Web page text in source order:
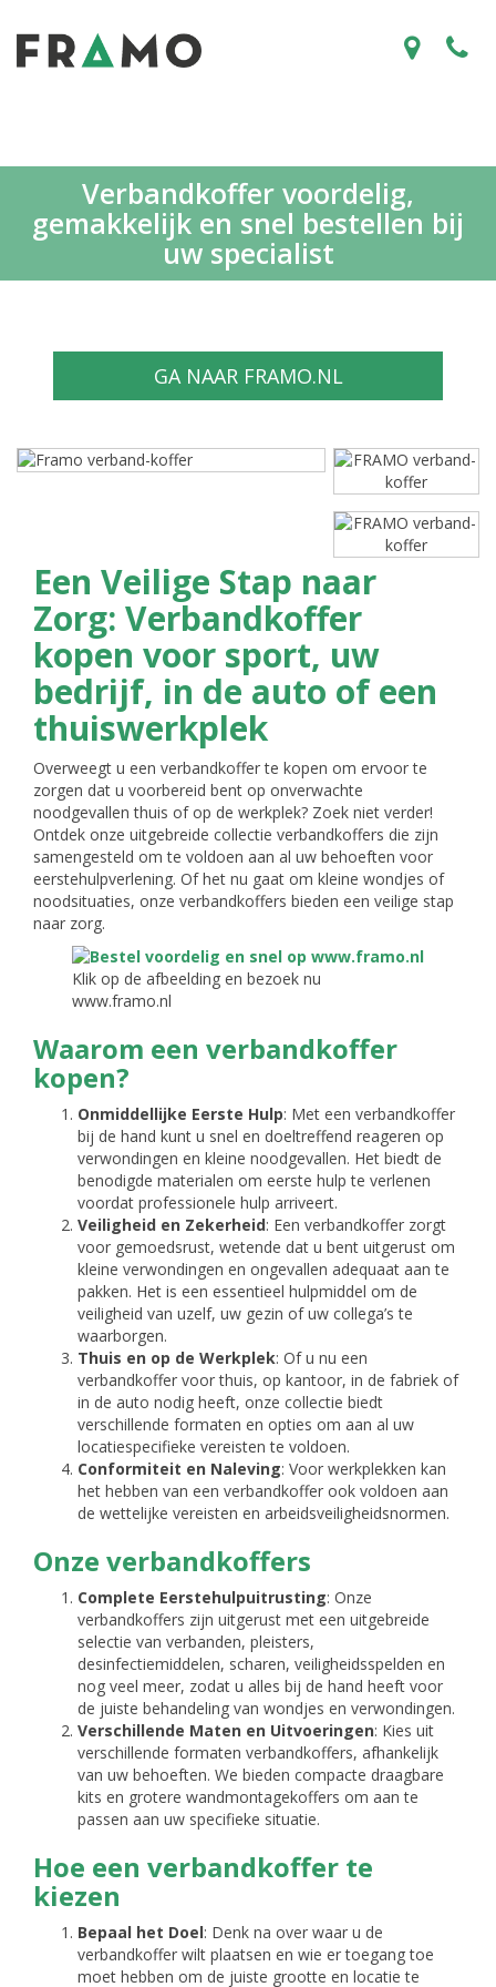
Verbandkoffer voordelig,
gemakkelijk en snel bestellen bij
uw specialist
GA NAAR FRAMO.NL
Een Veilige Stap naar
Zorg: Verbandkoffer
kopen voor sport, uw
bedrijf, in de auto of een
thuiswerkplek
Overweegt u een verbandkoffer te kopen om ervoor te
zorgen dat u voorbereid bent op onverwachte
noodgevallen thuis of op de werkplek? Zoek niet verder!
Ontdek onze uitgebreide collectie verbandkoffers die zijn
samengesteld om te voldoen aan al uw behoeften voor
eerstehulpverlening. Of het nu gaat om kleine wondjes of
noodsituaties, onze verbandkoffers bieden een veilige stap
naar zorg.
Klik op de afbeelding en bezoek nu
www.framo.nl
Waarom een verbandkoffer
kopen?
Onmiddellijke Eerste Hulp: Met een verbandkoffer
bij de hand kunt u snel en doeltreffend reageren op
verwondingen en kleine noodgevallen. Het biedt de
benodigde materialen om eerste hulp te verlenen
voordat professionele hulp arriveert.
Veiligheid en Zekerheid: Een verbandkoffer zorgt
voor gemoedsrust, wetende dat u bent uitgerust om
kleine verwondingen en ongevallen adequaat aan te
pakken. Het is een essentieel hulpmiddel om de
veiligheid van uzelf, uw gezin of uw collega’s te
waarborgen.
Thuis en op de Werkplek: Of u nu een
verbandkoffer voor thuis, op kantoor, in de fabriek of
in de auto nodig heeft, onze collectie biedt
verschillende formaten en opties om aan al uw
locatiespecifieke vereisten te voldoen.
Conformiteit en Naleving: Voor werkplekken kan
het hebben van een verbandkoffer ook voldoen aan
de wettelijke vereisten en arbeidsveiligheidsnormen.
Onze verbandkoffers
Complete Eerstehulpuitrusting: Onze
verbandkoffers zijn uitgerust met een uitgebreide
selectie van verbanden, pleisters,
desinfectiemiddelen, scharen, veiligheidsspelden en
nog veel meer, zodat u alles bij de hand heeft voor
de juiste behandeling van wondjes en verwondingen.
Verschillende Maten en Uitvoeringen: Kies uit
verschillende formaten verbandkoffers, afhankelijk
van uw behoeften. We bieden compacte draagbare
kits en grotere wandmontagekoffers om aan te
passen aan uw specifieke situatie.
Hoe een verbandkoffer te
kiezen
Bepaal het Doel: Denk na over waar u de
verbandkoffer wilt plaatsen en wie er toegang toe
moet hebben om de juiste grootte en locatie te